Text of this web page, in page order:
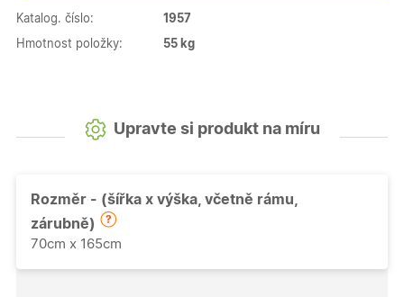
Katalog. číslo: 1957
Hmotnost položky: 55 kg
Upravte si produkt na míru
Rozměr - (šířka x výška, včetně rámu,
zárubně)
70cm x 165cm